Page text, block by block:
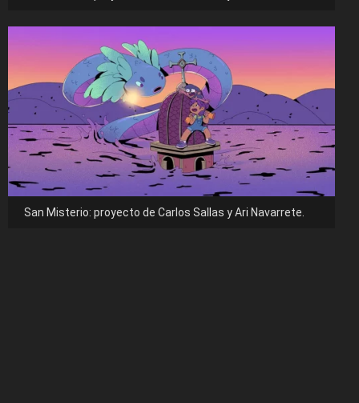
San Misterio: proyecto de Carlos Sallas y Ari Navarrete.